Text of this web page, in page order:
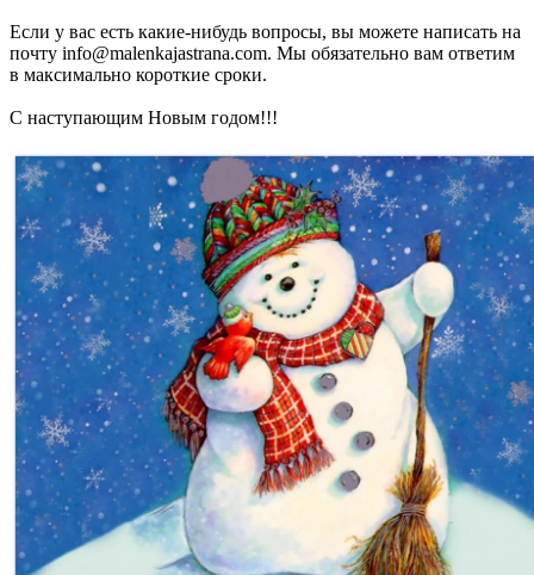
Если у вас есть какие-нибудь вопросы, вы можете написать на
почту info@malenkajastrana.com. Мы обязательно вам ответим
в максимально короткие сроки.
С наступающим Новым годом!!!